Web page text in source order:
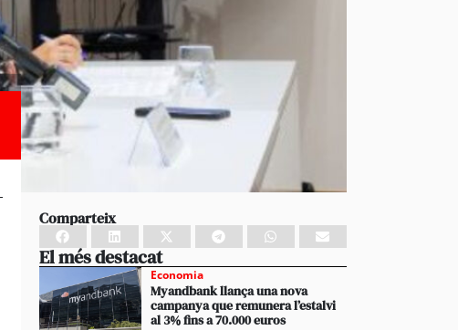
Comparteix
El més destacat
Economia
Myandbank llança una nova
campanya que remunera l’estalvi
al 3% fins a 70.000 euros